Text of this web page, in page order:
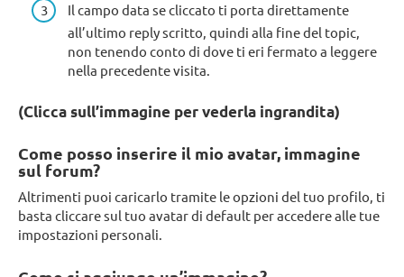
Il campo data se cliccato ti porta direttamente
all’ultimo reply scritto, quindi alla fine del topic,
non tenendo conto di dove ti eri fermato a leggere
nella precedente visita.
(Clicca sull’immagine per vederla ingrandita)
Come posso inserire il mio avatar, immagine
sul forum?
Altrimenti puoi caricarlo tramite le opzioni del tuo profilo, ti
basta cliccare sul tuo avatar di default per accedere alle tue
impostazioni personali.